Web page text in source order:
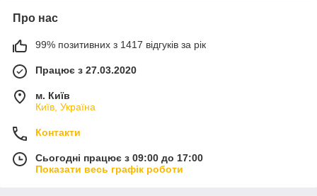
Про нас
99% позитивних з 1417 відгуків за рік
Працює з 27.03.2020
м. Київ
Київ, Україна
Контакти
Сьогодні працює з 09:00 до 17:00
Показати весь графік роботи